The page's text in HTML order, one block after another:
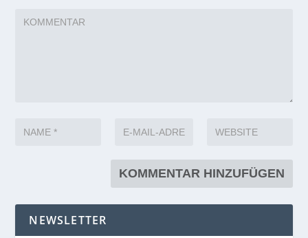
NEWSLETTER